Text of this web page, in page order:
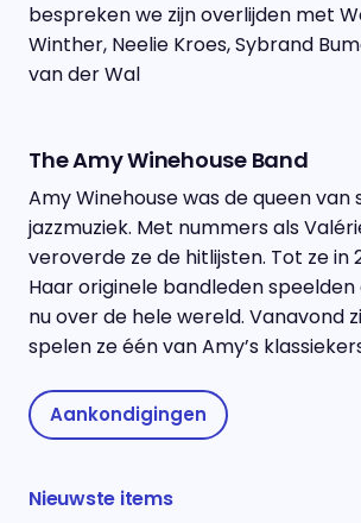
bespreken we zijn overlijden met
Winther, Neelie Kroes, Sybrand
van der Wal
The Amy Winehouse Band
Amy Winehouse was de queen van
jazzmuziek. Met nummers als
veroverde ze de hitlijsten. Tot ze in
Haar originele bandleden
nu over de hele wereld. Vanavond
spelen ze één van Amy’s
Aankondigingen
Nieuwste items